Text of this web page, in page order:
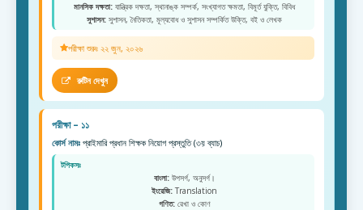
মানসিক দক্ষতা: যান্ত্রিক দক্ষতা, স্থানাঙ্ক সম্পর্ক, সংখ্যাগত ক্ষমতা, বিমূর্ত যুক্তি, বিবিধ
সুশাসন: সুশাসন, নৈতিকতা, মূল্যবোধ ও সুশাসন সম্পর্কিত উক্তি, বই ও লেখক
পরীক্ষা শুরুঃ ২২ জুন, ২০২৬
রুটিন দেখুন
পরীক্ষা – ১১
কোর্স নামঃ প্রাইমারি প্রধান শিক্ষক নিয়োগ প্রস্তুতি (৩য় ব্যাচ)
টপিকসঃ
বাংলা:উপসর্গ, অনুসর্গ।
ইংরেজি: Translation
গণিত:রেখা ও কোণ